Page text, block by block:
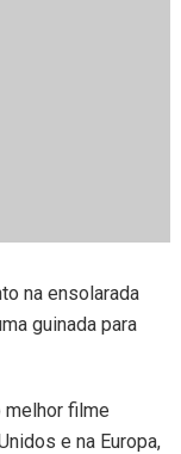
na ensolarada
guinada para
melhor filme
e na Europa,